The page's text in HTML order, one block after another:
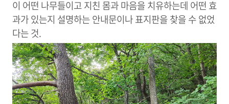
이 어떤 나무들이고 지친 몸과 마음을 치유하는데 어떤 효
과가 있는지 설명하는 안내문이나 표지판을 찾을 수 없었
다는 것.